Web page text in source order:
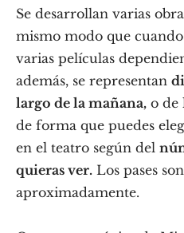
Se desarrollan varias
mismo modo que
varias películas
además, se representan
largo de la mañana, o de
de forma que puedes
en el teatro según del
quieras ver. Los pases
aproximadamente.